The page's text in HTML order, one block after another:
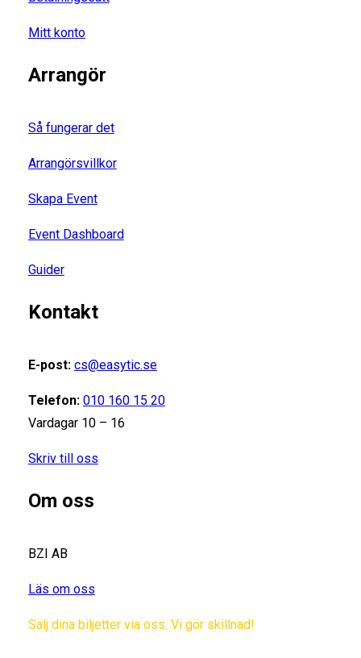
Mitt konto
Arrangör
Så fungerar det
Arrangörsvillkor
Skapa Event
Event Dashboard
Guider
Kontakt
E-post: cs@easytic.se
Telefon: 010 160 15 20
Vardagar 10 – 16
Skriv till oss
Om oss
BZI AB
Läs om oss
Sälj dina biljetter via oss. Vi gör skillnad!